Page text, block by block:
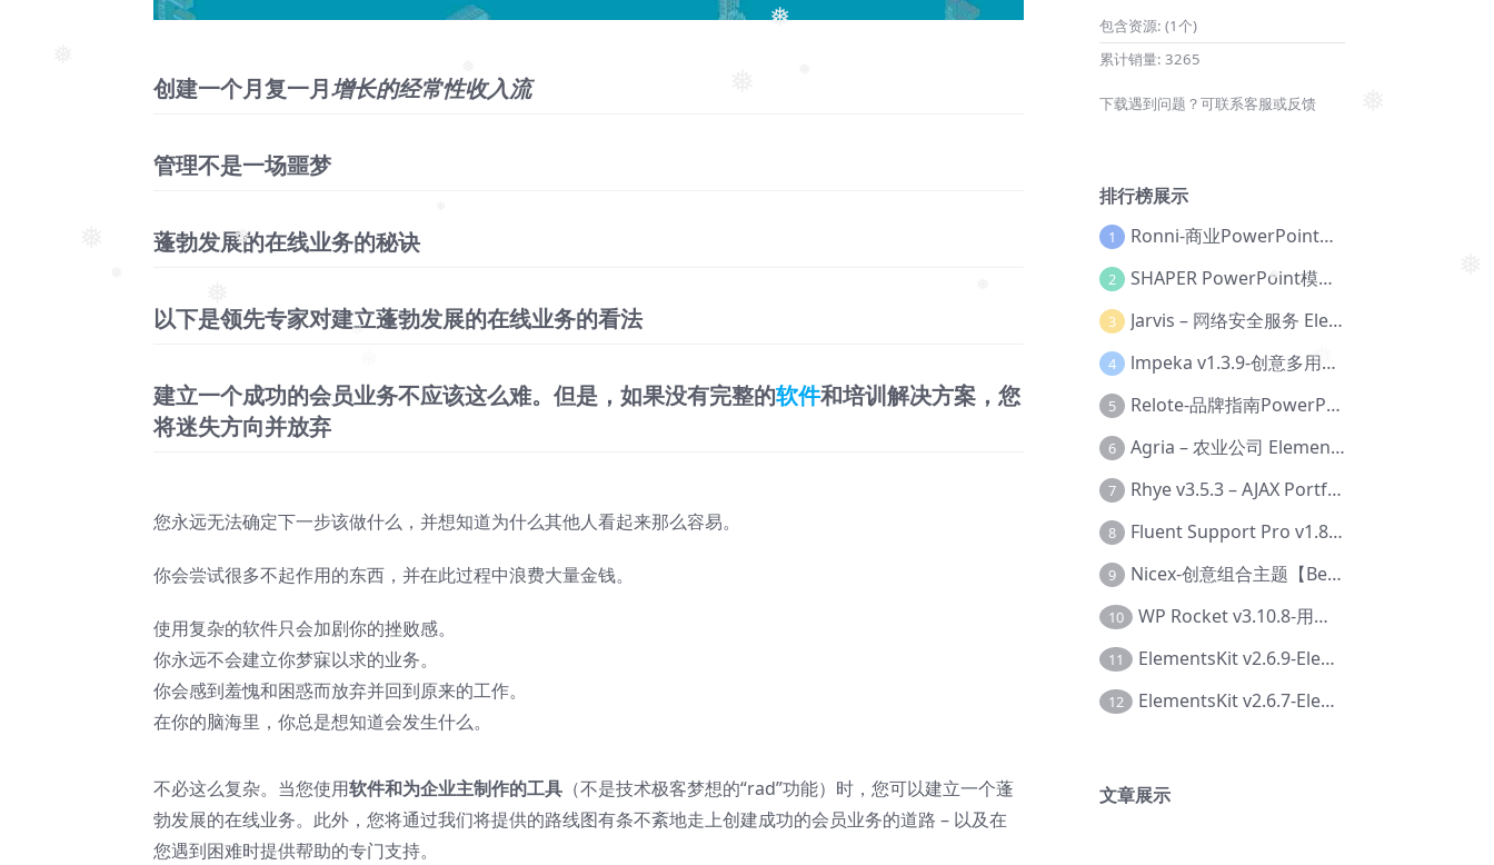
❅ ❅
❅
❅
❅
创建一个月复一月增长的经常性收入流
管理不是一场噩梦
蓬勃发展的在线业务的秘诀
以下是领先专家对建立蓬勃发展的在线业务的看法
建立一个成功的会员业务不应该这么难。但是，如果没有完整的软件和培训解决方案，您
将迷失方向并放弃
您永远无法确定下一步该做什么，并想知道为什么其他人看起来那么容易。
你会尝试很多不起作用的东西，并在此过程中浪费大量金钱。
使用复杂的软件只会加剧你的挫败感。
你永远不会建立你梦寐以求的业务。
你会感到羞愧和困惑而放弃并回到原来的工作。
在你的脑海里，你总是想知道会发生什么。
不必这么复杂。当您使用软件和为企业主制作的工具 （不是技术极客梦想的“rad”功能）时，您可以建立一个蓬
勃发展的在线业务。此外，您将通过我们将提供的路线图有条不紊地走上创建成功的会员业务的道路 – 以及在
您遇到困难时提供帮助的专门支持。
包含资源: (1个)
累计销量: 3265
下载遇到问题？可联系客服或反馈
排行榜展示
1 Ronni-商业PowerPoint模板【Dc-0077】
2 SHAPER PowerPoint模板【Dc-0184】
3 Jarvis – 网络安全服务 Elementor 模板套件【Aa-0035】
4 lmpeka v1.3.9-创意多用途 WordPress 主题【Be-0064】
5 Relote-品牌指南PowerPoint模板【Dc-0076】
6 Agria – 农业公司 Elementor Pro 模板套件【Aa-0003】
7 Rhye v3.5.3 – AJAX Portfolio WordPress 主题【Bi-0049】
8 Fluent Support Pro v1.8.1 – WordPress 支持票务系统【Cc-0041】
9 Nicex-创意组合主题【Be-0092】
10 WP Rocket v3.10.8-用于wordpress速度优化的缓存加速插件【Cd-0019】
11 ElementsKit v2.6.9-Elementor插件【Ab-0161】
12 ElementsKit v2.6.7-Elementor插件【Ab-0162】
文章展示